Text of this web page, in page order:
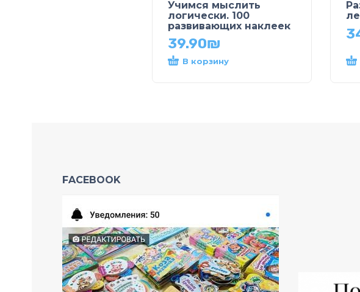
Учимся мыслить
логически. 100
развивающих наклеек
39.90₪
В корзину
FACEBOOK